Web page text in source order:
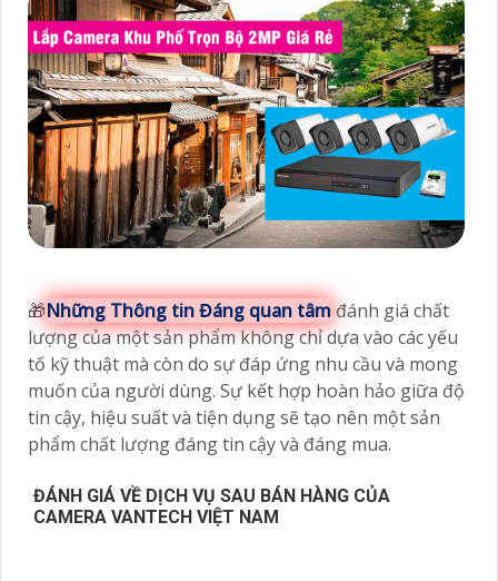
🎁Những Thông tin Đáng quan tâm đánh giá chất
lượng của một sản phẩm không chỉ dựa vào các yếu
tố kỹ thuật mà còn do sự đáp ứng nhu cầu và mong
muốn của người dùng. Sự kết hợp hoàn hảo giữa độ
tin cậy, hiệu suất và tiện dụng sẽ tạo nên một sản
phẩm chất lượng đáng tin cậy và đáng mua.
ĐÁNH GIÁ VỀ DỊCH VỤ SAU BÁN HÀNG CỦA
CAMERA VANTECH VIỆT NAM